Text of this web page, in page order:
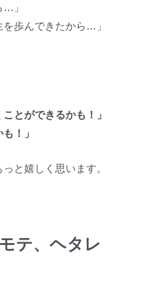
…」
を歩んできたから…」
とができるかも！」
！」
と嬉しく思います。
テ、ヘタレ